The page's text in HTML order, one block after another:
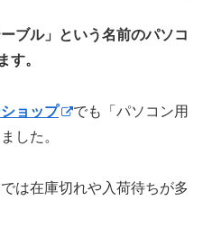
ブル」という名前のパソコ
す。
ョップ
でも「パソコン用
した。
は在庫切れや入荷待ちが多